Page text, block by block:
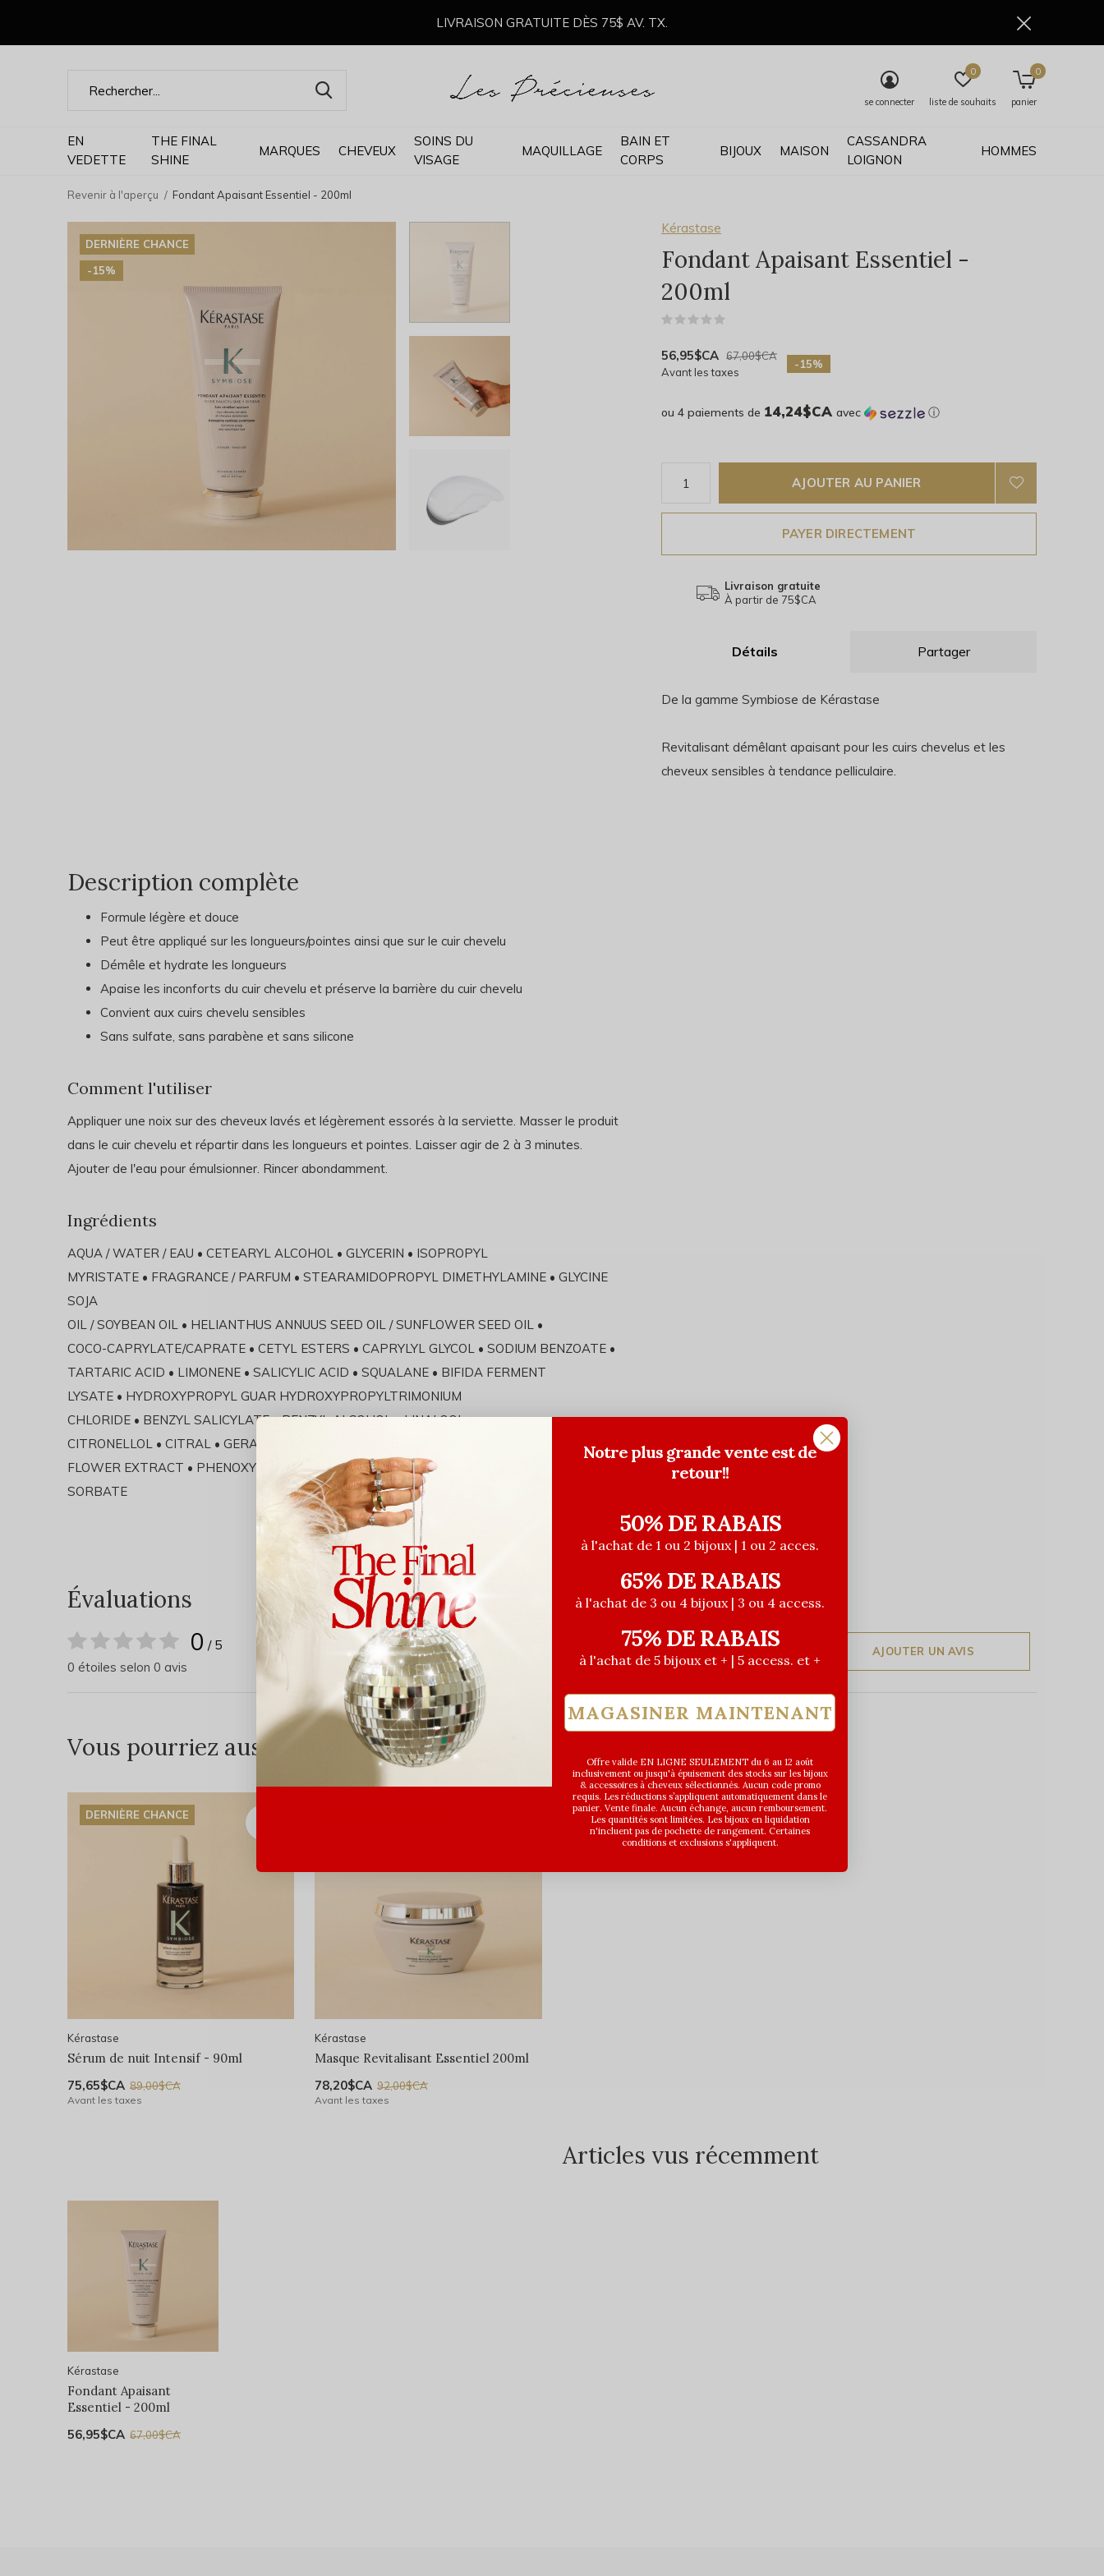
EN
VEDETTE
THE FINAL
SHINE
MARQUES CHEVEUX
SOINS DU
VISAGE
MAQUILLAGE
BAIN ET
CORPS
BIJOUX MAISON
CASSANDRA
LOIGNON
HOMMES
se connecter liste de souhaits
0
panier
0
LIVRAISON GRATUITE DÈS 75$ AV. TX.
Revenir à l'aperçu Fondant Apaisant Essentiel - 200ml
DERNIÈRE CHANCE
-15%
Kérastase
Fondant Apaisant Essentiel -
200ml
56,95$CA 67,00$CA
Avant les taxes
-15%
ou 4 paiements de 14,24$CA avec ⓘ
AJOUTER AU PANIER
PAYER DIRECTEMENT
Livraison gratuite
À partir de 75$CA
Détails Partager
De la gamme Symbiose de Kérastase
Revitalisant démêlant apaisant pour les cuirs chevelus et les
cheveux sensibles à tendance pelliculaire.
Description complète
Formule légère et douce
Peut être appliqué sur les longueurs/pointes ainsi que sur le cuir chevelu
Démêle et hydrate les longueurs
Apaise les inconforts du cuir chevelu et préserve la barrière du cuir chevelu
Convient aux cuirs chevelu sensibles
Sans sulfate, sans parabène et sans silicone
Comment l'utiliser
Appliquer une noix sur des cheveux lavés et légèrement essorés à la serviette. Masser le produit
dans le cuir chevelu et répartir dans les longueurs et pointes. Laisser agir de 2 à 3 minutes.
Ajouter de l'eau pour émulsionner. Rincer abondamment.
Ingrédients
AQUA / WATER / EAU • CETEARYL ALCOHOL • GLYCERIN • ISOPROPYL
MYRISTATE • FRAGRANCE / PARFUM • STEARAMIDOPROPYL DIMETHYLAMINE • GLYCINE
SOJA
OIL / SOYBEAN OIL • HELIANTHUS ANNUUS SEED OIL / SUNFLOWER SEED OIL •
COCO-CAPRYLATE/CAPRATE • CETYL ESTERS • CAPRYLYL GLYCOL • SODIUM BENZOATE •
TARTARIC ACID • LIMONENE • SALICYLIC ACID • SQUALANE • BIFIDA FERMENT
LYSATE • HYDROXYPROPYL GUAR HYDROXYPROPYLTRIMONIUM
CHLORIDE • BENZYL SALICYLATE • BENZYL ALCOHOL • LINALOOL •
CITRONELLOL • CITRAL • GERANIOL • ARTEMISIA UMBELLIFORMIS
FLOWER EXTRACT • PHENOXYETHANOL • CITRIC ACID • POTASSIUM
SORBATE
Évaluations
0 / 5
0 étoiles selon 0 avis
AJOUTER UN AVIS
Vous pourriez aussi aimer...
DERNIÈRE CHANCE
Kérastase
Sérum de nuit Intensif - 90ml
75,65$CA 89,00$CA
Avant les taxes
Kérastase
Masque Revitalisant Essentiel 200ml
78,20$CA 92,00$CA
Avant les taxes
Articles vus récemment
Kérastase
Fondant Apaisant
Essentiel - 200ml
56,95$CA 67,00$CA
Notre plus grande vente est de
retour!!
50% DE RABAIS
à l'achat de 1 ou 2 bijoux | 1 ou 2 acces.
65% DE RABAIS
à l'achat de 3 ou 4 bijoux | 3 ou 4 access.
75% DE RABAIS
à l'achat de 5 bijoux et + | 5 access. et +
MAGASINER MAINTENANT
Offre valide EN LIGNE SEULEMENT du 6 au 12 août
inclusivement ou jusqu'à épuisement des stocks sur les bijoux
& accessoires à cheveux sélectionnés. Aucun code promo
requis. Les réductions s’appliquent automatiquement dans le
panier. Vente finale. Aucun échange, aucun remboursement.
Les quantités sont limitées. Les bijoux en liquidation
n'incluent pas de pochette de rangement. Certaines
conditions et exclusions s'appliquent.